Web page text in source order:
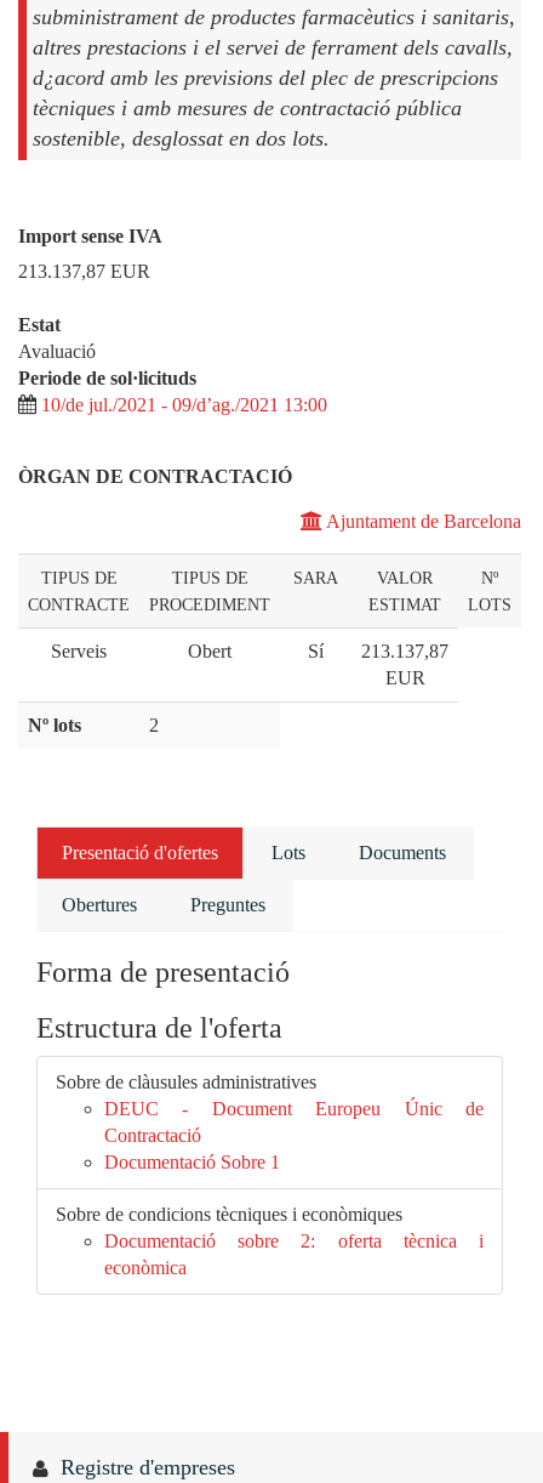
subministrament de productes farmacèutics i sanitaris,
altres prestacions i el servei de ferrament dels cavalls,
d¿acord amb les previsions del plec de prescripcions
tècniques i amb mesures de contractació pública
sostenible, desglossat en dos lots.
Import sense IVA
213.137,87 EUR
Estat
Avaluació
Periode de sol·licituds
10/de jul./2021 - 09/d’ag./2021 13:00
ÒRGAN DE CONTRACTACIÓ
Ajuntament de Barcelona
TIPUS DE
CONTRACTE
TIPUS DE
PROCEDIMENT
SARA
VALOR
ESTIMAT
Nº
LOTS
Serveis Obert Sí
213.137,87
EUR
Nº lots 2
Presentació d'ofertes Lots Documents
Obertures Preguntes
Forma de presentació
Estructura de l'oferta
Sobre de clàusules administratives
DEUC - Document Europeu Únic de
Contractació
Documentació Sobre 1
Sobre de condicions tècniques i econòmiques
Documentació sobre 2: oferta tècnica i
econòmica
Registre d'empreses